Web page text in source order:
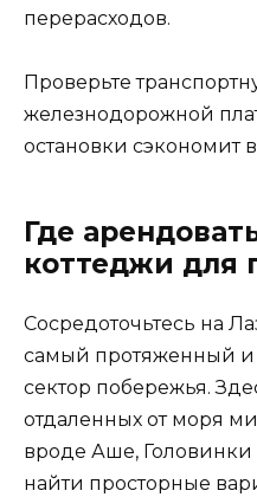
перерасходов.
Проверьте
железнодорожной
остановки сэкономит
Где
коттеджи для
Сосредоточьтесь на
самый протяженный
сектор побережья.
отдаленных от моря
вроде Аше,
найти просторные